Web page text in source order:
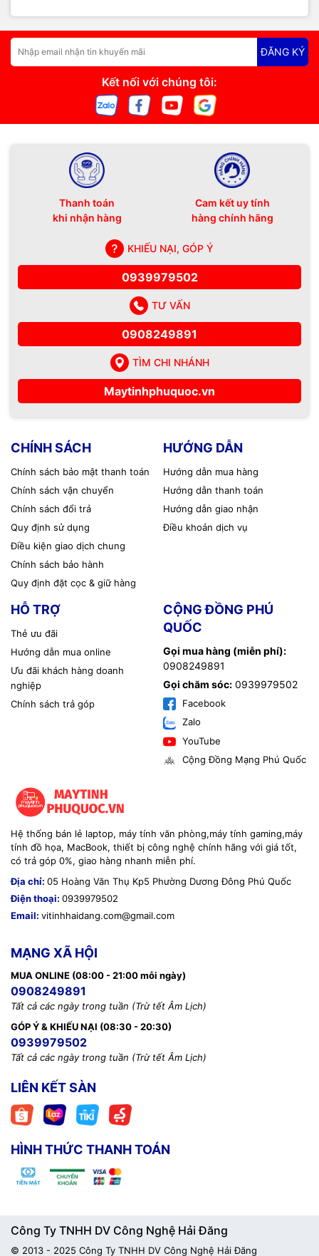
ĐĂNG KÝ
Kết nối với chúng tôi:
Thanh toán
khi nhận hàng
Cam kết uy tính
hàng chính hãng
KHIẾU NẠI, GÓP Ý
0939979502
TƯ VẤN
0908249891
TÌM CHI NHÁNH
Maytinhphuquoc.vn
CHÍNH SÁCH
Chính sách bảo mật thanh toán
Chính sách vận chuyển
Chính sách đổi trả
Quy định sử dụng
Điều kiện giao dịch chung
Chính sách bảo hành
Quy định đặt cọc & giữ hàng
HƯỚNG DẪN
Hướng dẫn mua hàng
Hướng dẫn thanh toán
Hướng dẫn giao nhận
Điều khoản dịch vụ
HỖ TRỢ
Thẻ ưu đãi
Hướng dẫn mua online
Ưu đãi khách hàng doanh
nghiệp
Chính sách trả góp
CỘNG ĐỒNG PHÚ
QUỐC
Gọi mua hàng (miễn phí):
0908249891
Gọi chăm sóc: 0939979502
Facebook
Zalo
YouTube
Cộng Đồng Mạng Phú Quốc
Hệ thống bán lẻ laptop, máy tính văn phòng,máy tính gaming,máy
tính đồ họa, MacBook, thiết bị công nghệ chính hãng với giá tốt,
có trả góp 0%, giao hàng nhanh miễn phí.
Địa chỉ: 05 Hoàng Văn Thụ Kp5 Phường Dương Đông Phú Quốc
Điện thoại: 0939979502
Email: vitinhhaidang.com@gmail.com
MẠNG XÃ HỘI
MUA ONLINE (08:00 - 21:00 mỗi ngày)
0908249891
Tất cả các ngày trong tuần (Trừ tết Âm Lịch)
GÓP Ý & KHIẾU NẠI (08:30 - 20:30)
0939979502
Tất cả các ngày trong tuần (Trừ tết Âm Lịch)
LIÊN KẾT SÀN
HÌNH THỨC THANH TOÁN
Công Ty TNHH DV Công Nghệ Hải Đăng
© 2013 - 2025 Công Ty TNHH DV Công Nghệ Hải Đăng